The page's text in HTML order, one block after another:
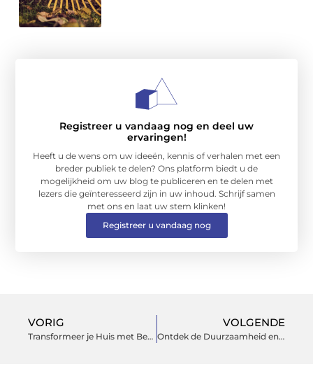
Registreer u vandaag nog en deel uw
ervaringen!
Heeft u de wens om uw ideeën, kennis of verhalen met een
breder publiek te delen? Ons platform biedt u de
mogelijkheid om uw blog te publiceren en te delen met
lezers die geïnteresseerd zijn in uw inhoud. Schrijf samen
met ons en laat uw stem klinken!
Registreer u vandaag nog
VORIG
Transformeer je Huis met Behanger in Huizen
VOLGENDE
Ontdek de Duurzaamheid en Innovatie van Benzinestation in Drachten